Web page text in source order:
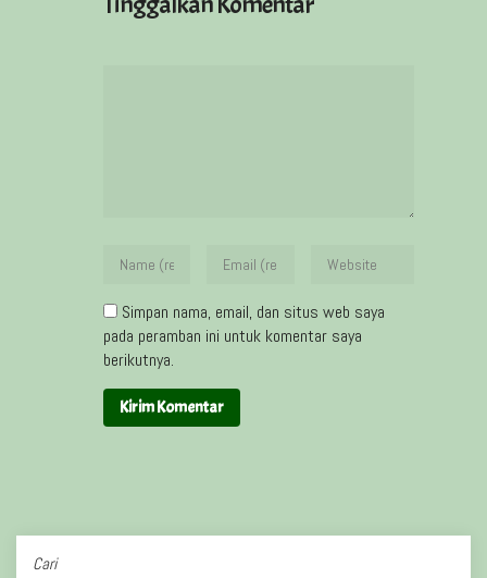
Simpan nama, email, dan situs web saya
pada peramban ini untuk komentar saya
berikutnya.
Cari